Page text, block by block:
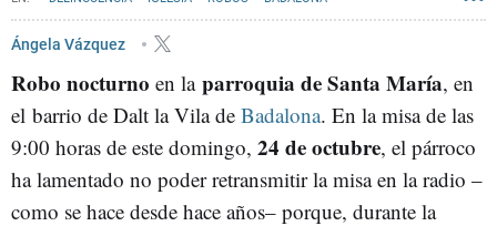
Ángela Vázquez
Robo nocturno en la parroquia de Santa María, en
el barrio de Dalt la Vila de Badalona. En la misa de las
9:00 horas de este domingo, 24 de octubre, el párroco
ha lamentado no poder retransmitir la misa en la radio –
como se hace desde hace años– porque, durante la